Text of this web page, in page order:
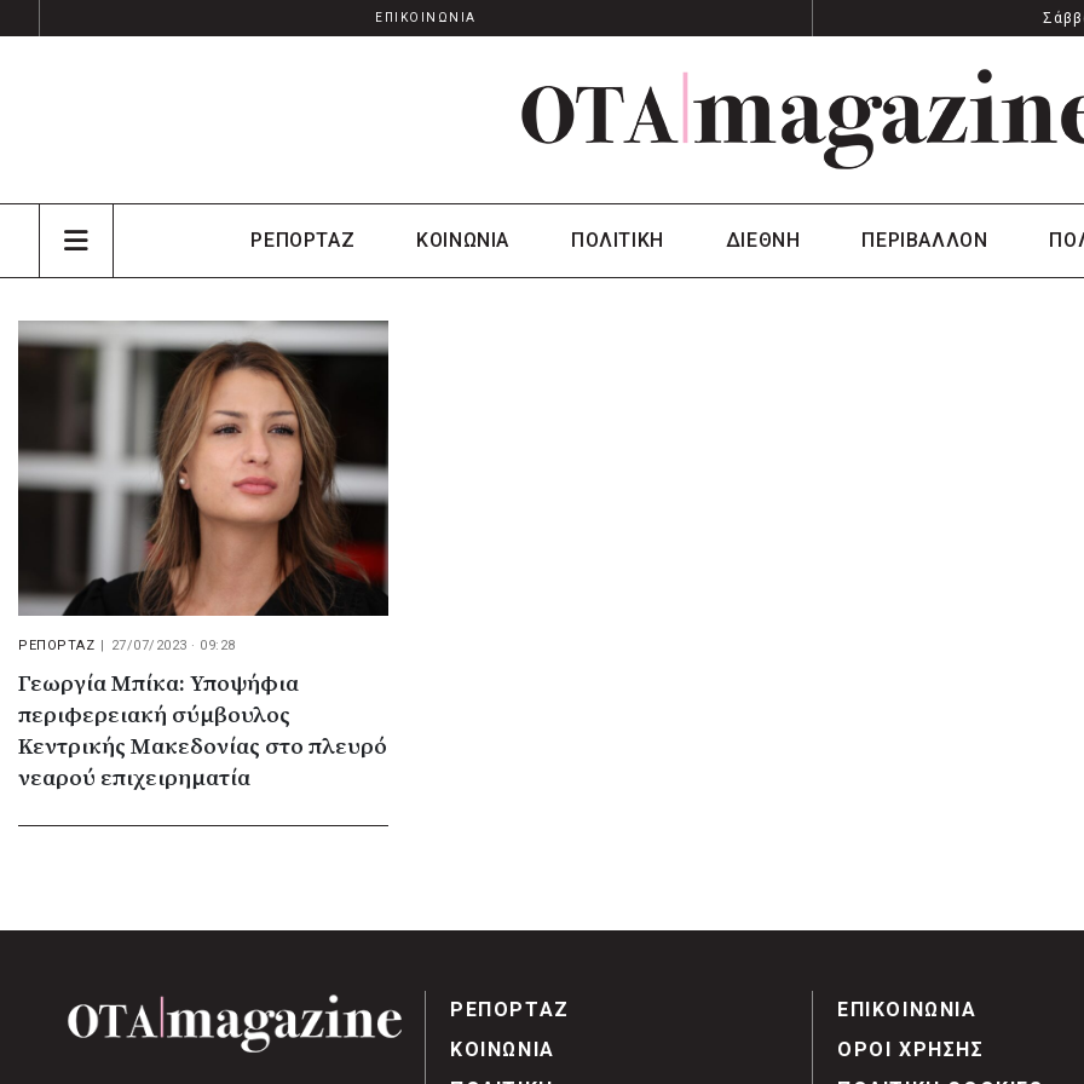
ΕΠΙΚΟΙΝΩΝΙΑ
ΡΕΠΟΡΤΑΖ ΚΟΙΝΩΝΙΑ ΠΟΛΙΤΙΚΗ ΔΙΕΘΝΗ ΠΕΡΙΒΑΛΛΟΝ
ΡΕΠΟΡΤΑΖ | 27/07/2023 · 09:28
Γεωργία Μπίκα: Υποψήφια
περιφερειακή σύμβουλος
Κεντρικής Μακεδονίας στο πλευρό
νεαρού επιχειρηματία
ΡΕΠΟΡΤΑΖ
ΚΟΙΝΩΝΙΑ
ΕΠΙΚΟΙΝΩΝΙΑ
ΟΡΟΙ ΧΡΗΣΗΣ